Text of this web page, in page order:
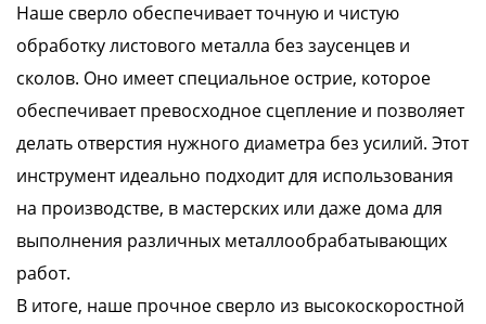
Наше сверло обеспечивает точную и чистую
обработку листового металла без заусенцев и
сколов. Оно имеет специальное острие, которое
обеспечивает превосходное сцепление и позволяет
делать отверстия нужного диаметра без усилий. Этот
инструмент идеально подходит для использования
на производстве, в мастерских или даже дома для
выполнения различных металлообрабатывающих
работ.
В итоге, наше прочное сверло из высокоскоростной